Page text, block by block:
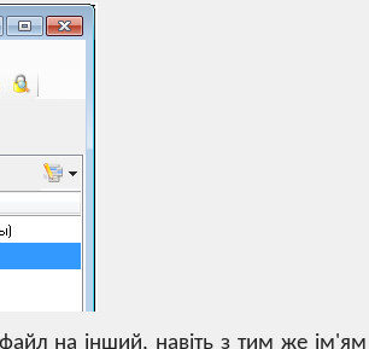
на інший, навіть з тим же ім'ям